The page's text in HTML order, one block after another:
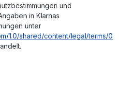
und
in Klarnas
unter
1.0/shared/content/legal/terms/0